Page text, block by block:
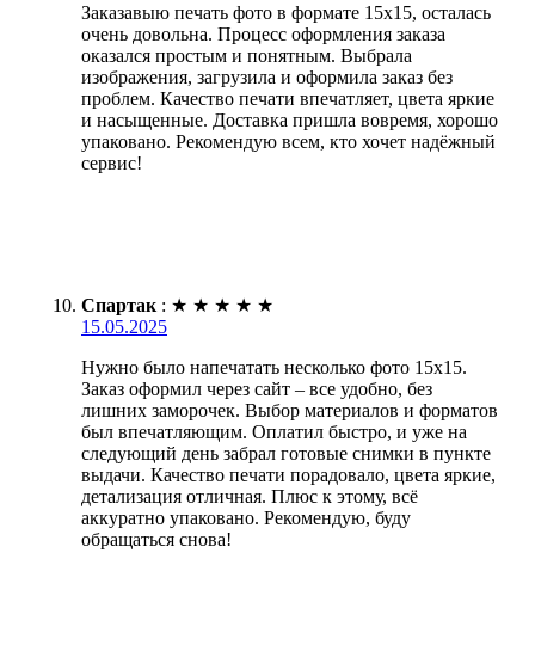
Заказавыю печать фото в формате 15х15, осталась
очень довольна. Процесс оформления заказа
оказался простым и понятным. Выбрала
изображения, загрузила и оформила заказ без
проблем. Качество печати впечатляет, цвета яркие
и насыщенные. Доставка пришла вовремя, хорошо
упаковано. Рекомендую всем, кто хочет надёжный
сервис!
Спартак : ★ ★ ★ ★ ★
15.05.2025
Нужно было напечатать несколько фото 15х15.
Заказ оформил через сайт – все удобно, без
лишних заморочек. Выбор материалов и форматов
был впечатляющим. Оплатил быстро, и уже на
следующий день забрал готовые снимки в пункте
выдачи. Качество печати порадовало, цвета яркие,
детализация отличная. Плюс к этому, всё
аккуратно упаковано. Рекомендую, буду
обращаться снова!